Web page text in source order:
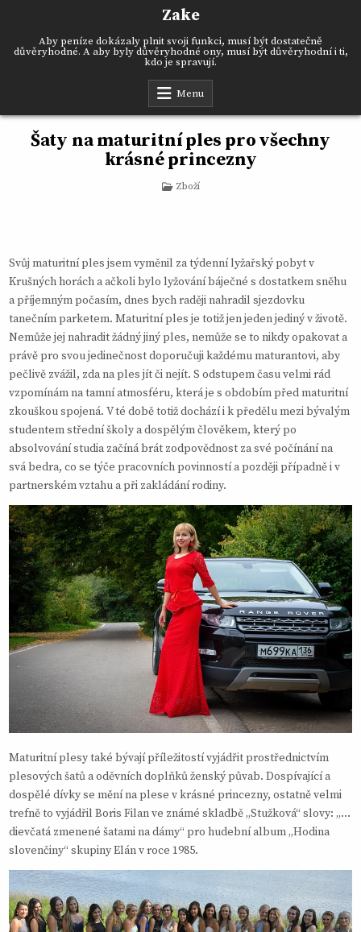
Zake
Aby peníze dokázaly plnit svoji funkci, musí být dostatečně
důvěryhodné. A aby byly důvěryhodné ony, musí být důvěryhodní i ti,
kdo je spravují.
Menu
Šaty na maturitní ples pro všechny
krásné princezny
Posted
Zboží
Svůj maturitní ples jsem vyměnil za týdenní lyžařský pobyt v
Krušných horách a ačkoli bylo lyžování báječné s dostatkem sněhu
a příjemným počasím, dnes bych raději nahradil sjezdovku
tanečním parketem. Maturitní ples je totiž jen jeden jediný v životě.
Nemůže jej nahradit žádný jiný ples, nemůže se to nikdy opakovat a
právě pro svou jedinečnost doporučuji každému maturantovi, aby
pečlivě zvážil, zda na ples jít či nejít. S odstupem času velmi rád
vzpomínám na tamní atmosféru, která je s obdobím před maturitní
zkouškou spojená. V té době totiž dochází i k předělu mezi bývalým
studentem střední školy a dospělým člověkem, který po
absolvování studia začíná brát zodpovědnost za své počínání na
svá bedra, co se týče pracovních povinností a později případně i v
partnerském vztahu a při zakládání rodiny.
Maturitní plesy také bývají příležitostí vyjádřit prostřednictvím
plesových šatů a oděvních doplňků ženský půvab. Dospívající a
dospělé dívky se mění na plese v krásné princezny, ostatně velmi
trefně to vyjádřil Boris Filan ve známé skladbě „Stužková“ slovy: „…
dievčatá zmenené šatami na dámy“ pro hudební album „Hodina
slovenčiny“ skupiny Elán v roce 1985.